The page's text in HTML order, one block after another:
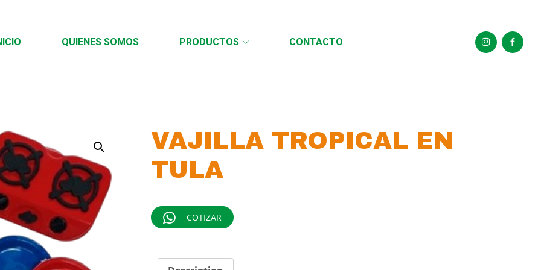
QUIENES SOMOS PRODUCTOS CONTACTO
VAJILLA TROPICAL EN
TULA
COTIZAR